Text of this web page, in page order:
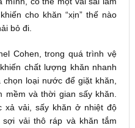
cho khăn “xịn” thế nào
bỏ đi.
Cohen, trong quá trình vệ
chất lượng khăn nhanh
loại nước để giặt khăn,
và thời gian sấy khăn.
xả vải, sấy khăn ở nhiệt độ
vải thô ráp và khăn tắm